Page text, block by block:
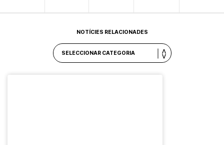
NOTÍCIES RELACIONADES